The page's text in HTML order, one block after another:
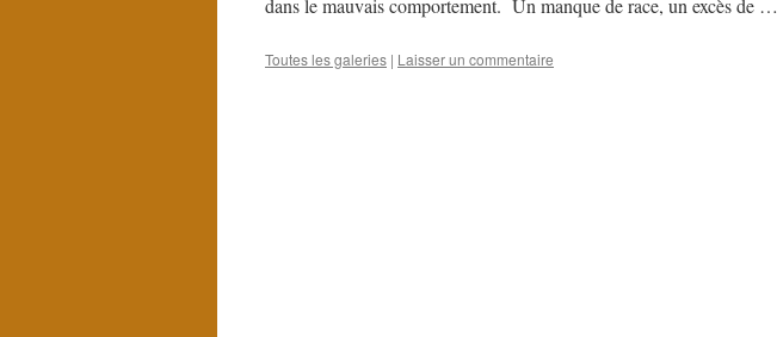
dans le mauvais comportement. Un manque de race, un excès de …
Toutes les galeries | Laisser un commentaire